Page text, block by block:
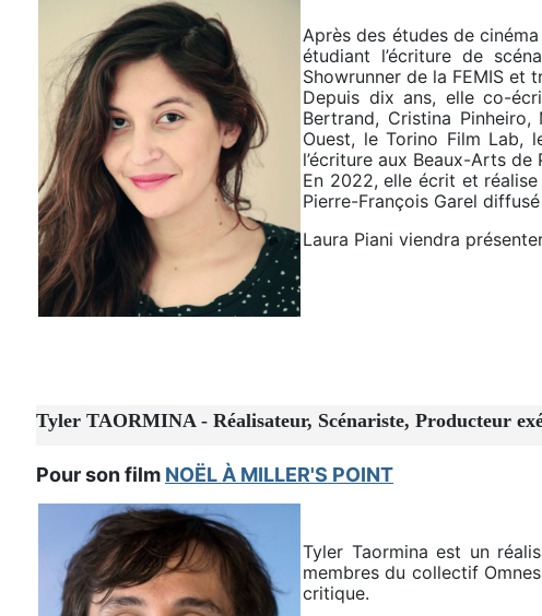
Après des études de
étudiant l’écriture de
Showrunner de la FEMIS et
Depuis dix ans, elle co-
Bertrand, Cristina
Ouest, le Torino Film Lab,
l’écriture aux Beaux-Arts de
En 2022, elle écrit et
Pierre-François Garel diffusé
Laura Piani viendra
Tyler TAORMINA - Réalisateur, Scénariste, Producteur
Pour son film NOËL À MILLER'S POINT
Tyler Taormina est un
membres du collectif
critique.